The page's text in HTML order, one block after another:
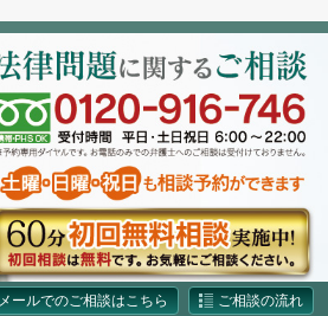
メールでのご相談はこちら ご相談の流れ